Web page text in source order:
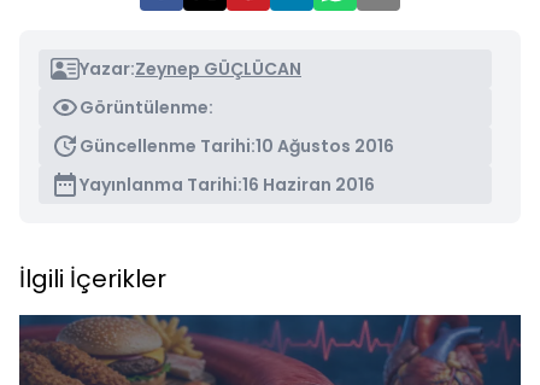
Yazar:Zeynep GÜÇLÜCAN
Görüntülenme:
Güncellenme Tarihi:10 Ağustos 2016
Yayınlanma Tarihi:16 Haziran 2016
İlgili İçerikler